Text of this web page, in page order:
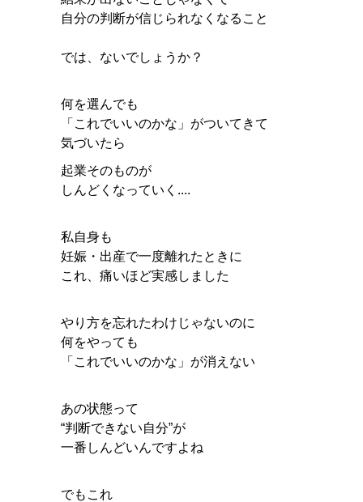
自分の判断が信じられなくなること
では、ないでしょうか？
何を選んでも
「これでいいのかな」がついてきて
気づいたら
起業そのものが
しんどくなっていく....
私自身も
妊娠・出産で一度離れたときに
これ、痛いほど実感しました
やり方を忘れたわけじゃないのに
何をやっても
「これでいいのかな」が消えない
あの状態って
“判断できない自分”が
一番しんどいんですよね
でもこれ